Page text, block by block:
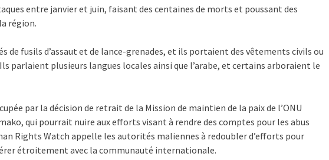
entre janvier et juin, faisant des centaines de morts et poussant des
région.
de fusils d’assaut et de lance-grenades, et ils portaient des vêtements civils ou
parlaient plusieurs langues locales ainsi que l’arabe, et certains arboraient le
par la décision de retrait de la Mission de maintien de la paix de l’ONU
qui pourrait nuire aux efforts visant à rendre des comptes pour les abus
Rights Watch appelle les autorités maliennes à redoubler d’efforts pour
étroitement avec la communauté internationale.